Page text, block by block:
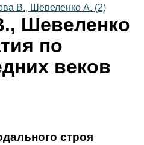
В., Шевеленко А. (2)
Шевеленко
по
веков
строя